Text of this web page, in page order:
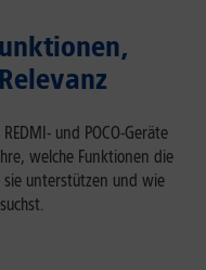
und POCO-Geräte
welche Funktionen die
sie unterstützen und wie